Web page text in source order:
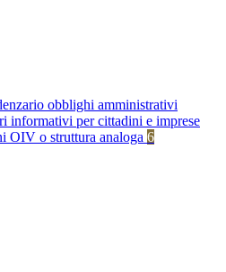
obblighi amministrativi
informativi per cittadini e imprese
OIV o struttura analoga 6